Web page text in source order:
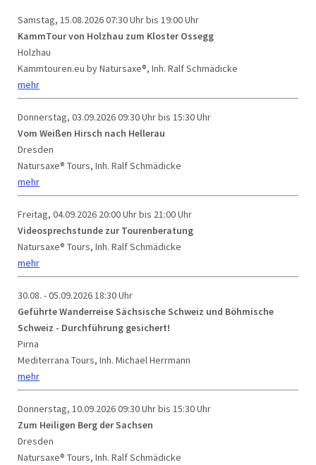
Samstag, 15.08.202607:30 Uhr bis 19:00 Uhr
KammTour von Holzhau zum Kloster Ossegg
Holzhau
Kammtouren.eu by Natursaxe®, Inh. Ralf Schmädicke
mehr
Donnerstag, 03.09.202609:30 Uhr bis 15:30 Uhr
Vom Weißen Hirsch nach Hellerau
Dresden
Natursaxe® Tours, Inh. Ralf Schmädicke
mehr
Freitag, 04.09.2026 20:00 Uhr bis 21:00 Uhr
Videosprechstunde zur Tourenberatung
Natursaxe® Tours, Inh. Ralf Schmädicke
mehr
30.08. - 05.09.202618:30 Uhr
Geführte Wanderreise Sächsische Schweiz und Böhmische
Schweiz - Durchführung gesichert!
Pirna
Mediterrana Tours, Inh. Michael Herrmann
mehr
Donnerstag, 10.09.202609:30 Uhr bis 15:30 Uhr
Zum Heiligen Berg der Sachsen
Dresden
Natursaxe® Tours, Inh. Ralf Schmädicke